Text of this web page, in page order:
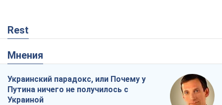
Rest
Мнения
Украинский парадокс, или Почему у
Путина ничего не получилось с
Украиной